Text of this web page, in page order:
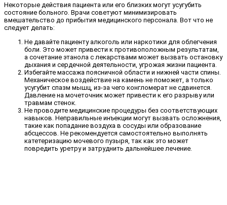
Некоторые действия пациента или его близких могут усугубить
состояние больного. Врачи советуют минимизировать
вмешательство до прибытия медицинского персонала. Вот что не
следует делать:
Не давайте пациенту алкоголь или наркотики для облегчения
боли. Это может привести к противоположным результатам,
а сочетание этанола с лекарствами может вызвать остановку
дыхания и сердечной деятельности, угрожая жизни пациента.
Избегайте массажа поясничной области и нижней части спины.
Механическое воздействие на камень не поможет, а только
усугубит спазм мышц, из-за чего конгломерат не сдвинется.
Давление на мочеточник может привести к его разрыву или
травмам стенок.
Не проводите медицинские процедуры без соответствующих
навыков. Неправильные инъекции могут вызвать осложнения,
такие как попадание воздуха в сосуды или образование
абсцессов. Не рекомендуется самостоятельно выполнять
катетеризацию мочевого пузыря, так как это может
повредить уретру и затруднить дальнейшее лечение.